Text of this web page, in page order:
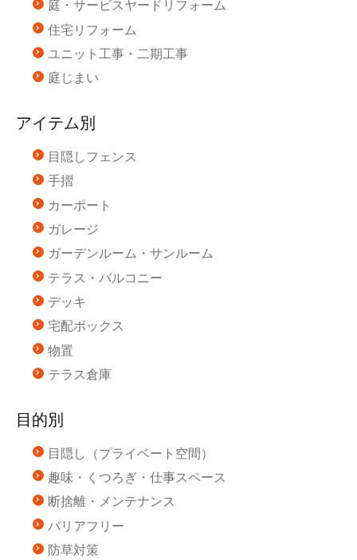
庭・サービスヤードリフォーム
住宅リフォーム
ユニット工事・二期工事
庭じまい
アイテム別
目隠しフェンス
手摺
カーポート
ガレージ
ガーデンルーム・サンルーム
テラス・バルコニー
デッキ
宅配ボックス
物置
テラス倉庫
目的別
目隠し（プライベート空間）
趣味・くつろぎ・仕事スペース
断捨離・メンテナンス
バリアフリー
防草対策